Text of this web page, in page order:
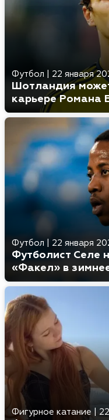
Футбол 22 января
Шотландия
карьере Романа
Футбол 22 января
Футболист Селе
«Факел» в
Фигурное катание